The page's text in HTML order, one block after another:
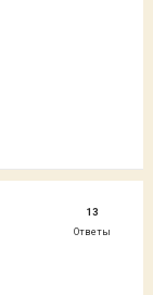
13
Ответы